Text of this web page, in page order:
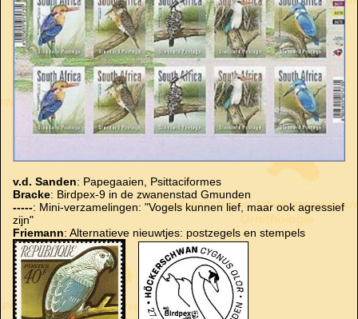
v.d. Sanden: Papegaaien, Psittaciformes
Bracke: Birdpex-9 in de zwanenstad Gmunden
-----: Mini-verzamelingen: "Vogels kunnen lief, maar ook agressief
zijn"
Friemann: Alternatieve nieuwtjes: postzegels en stempels